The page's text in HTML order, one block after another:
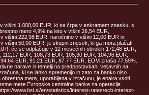
višini 1.000,00 EUR, ki se črpa v enkratnem znesku, s
mero 4,9% na leto v višini 26,54 EUR,
višini 222,98 EUR, naročnino v višini 12,00 EUR in
višini 50,00 EUR, je skupni znesek, ki ga mora plačati
če se odplačuje v 12 mesečnih obrokih 172,48 EUR,
112,17 EUR, 108,73 EUR, 105,30 EUR, 104,96 EUR,
EUR, 91,21 EUR, 87,77 EUR. EOM znaša 77,59%.
narave in temelji na predpostavkah, veljavnih na
ki se lahko spremenijo in zato za banko niso
mera, uporabljena v izračunu, je enaka vsoti
mere Evropske centralne banke za operacije
www.bsi.si/en/statistics/interest-rates/ecb-interest-